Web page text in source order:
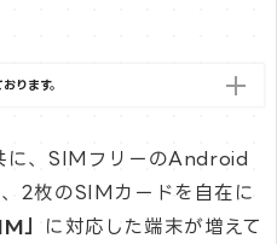
ります。
に、SIMフリーのAndroid
2枚のSIMカードを自在に
」
に対応した端末が増えて